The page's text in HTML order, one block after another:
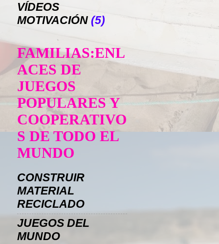
VÍDEOS
MOTIVACIÓN (5)
FAMILIAS:ENL
ACES DE
JUEGOS
POPULARES Y
COOPERATIVO
S DE TODO EL
MUNDO
CONSTRUIR
MATERIAL
RECICLADO
JUEGOS DEL
MUNDO